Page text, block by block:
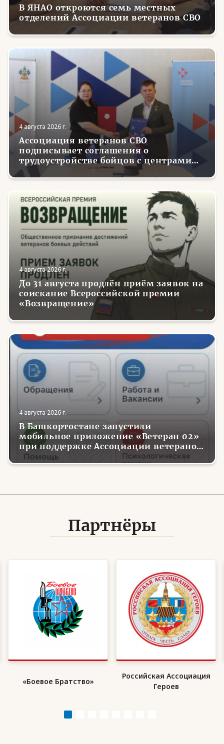
В ЯНАО откроются семь местных
отделений Ассоциации ветеранов СВО
4 августа 2026 г.
Ассоциация ветеранов СВО
подписывает соглашения о
трудоустройстве бойцов с центрами
занятости в регионах России
4 августа 2026 г.
До 31 августа продлён приём заявок на
соискание Всероссийской премии
«Возвращение»
4 августа 2026 г.
В Башкортостане запустили
мобильное приложение «Ветеран 02»
при поддержке Ассоциации ветеранов
СВО
Партнёры
«Боевое Братство»
Российская Ассоциация
Героев